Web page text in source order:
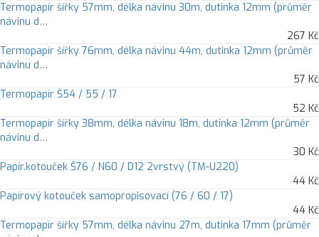
Termopapír šířky 57mm, délka návinu 30m, dutinka 12mm (průměr
návinu d…
267 Kč
Termopapír šířky 76mm, délka návinu 44m, dutinka 12mm (průměr
návinu d…
57 Kč
Termopapír Š54 / 55 / 17
52 Kč
Termopapír šířky 38mm, délka návinu 18m, dutinka 12mm (průměr
návinu d…
30 Kč
Papír.kotouček Š76 / N60 / D12 2vrstvý (TM-U220)
44 Kč
Papírový kotouček samopropisovací (76 / 60 / 17)
44 Kč
Termopapír šířky 57mm, délka návinu 27m, dutinka 17mm (průměr